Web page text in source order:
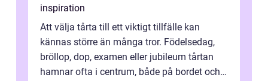
inspiration
Att välja tårta till ett viktigt tillfälle kan
kännas större än många tror. Födelsedag,
bröllop, dop, examen eller jubileum tårtan
hamnar ofta i centrum, både på bordet och i